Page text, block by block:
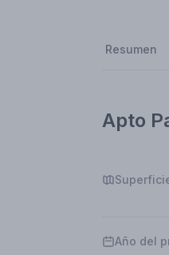
Resumen
Apto
Año del